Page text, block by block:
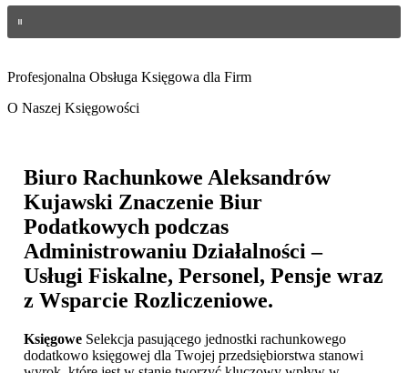
Profesjonalna Obsługa Księgowa dla Firm
O Naszej Księgowości
Biuro Rachunkowe Aleksandrów
Kujawski Znaczenie Biur
Podatkowych podczas
Administrowaniu Działalności –
Usługi Fiskalne, Personel, Pensje wraz
z Wsparcie Rozliczeniowe.
Księgowe Selekcja pasującego jednostki rachunkowego
dodatkowo księgowej dla Twojej przedsiębiorstwa stanowi